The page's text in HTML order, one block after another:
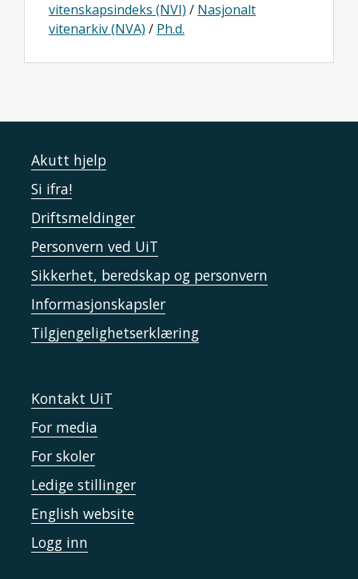
vitenskapsindeks (NVI) / Nasjonalt
vitenarkiv (NVA) / Ph.d.
Akutt hjelp
Si ifra!
Driftsmeldinger
Personvern ved UiT
Sikkerhet, beredskap og personvern
Informasjonskapsler
Tilgjengelighetserklæring
Kontakt UiT
For media
For skoler
Ledige stillinger
English website
Logg inn